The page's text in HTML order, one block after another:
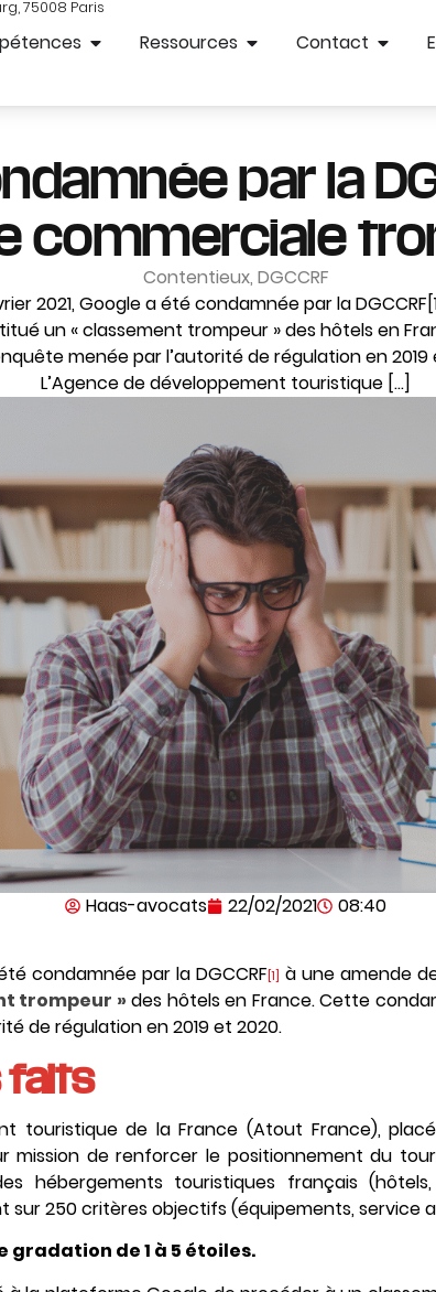
75008 Paris
Ressources Contact
par la
commerciale
Contentieux, DGCCRF
2021, Google a été condamnée par la
un « classement trompeur » des hôtels en
menée par l’autorité de régulation en 2019
L’Agence de développement touristique […]
Haas-avocats 22/02/2021
08:40
condamnée par la DGCCRF[1] à une amende de
trompeur » des hôtels en France. Cette
de régulation en 2019 et 2020.
faits
touristique de la France (Atout France),
mission de renforcer le positionnement du
hébergements touristiques français
sur 250 critères objectifs (équipements, service
gradation de 1 à 5 étoiles.